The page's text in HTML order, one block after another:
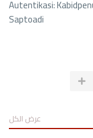
Autentikasi:
Saptoadi
عرض الكل